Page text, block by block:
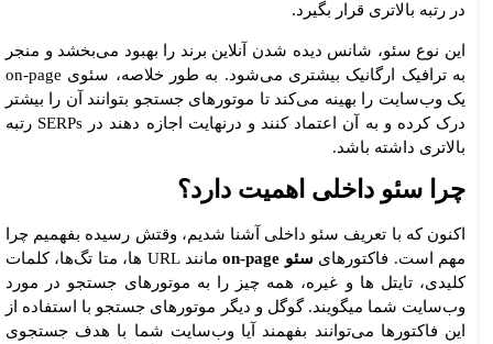
در رتبه بالاتری قرار بگیرد.
این نوع سئو، شانس دیده شدن آنلاین برند را بهبود می‌بخشد و منجر
به ترافیک ارگانیک بیشتری می‌شود. به طور خلاصه، سئوی on-page
یک وب‌سایت را بهینه می‌کند تا موتورهای جستجو بتوانند آن را بیشتر
درک کرده و به آن اعتماد کنند و درنهایت اجازه دهند در SERPs رتبه
بالاتری داشته باشد.
چرا سئو داخلی اهمیت دارد؟
اکنون که با تعریف سئو داخلی آشنا شدیم، وقتش رسیده بفهمیم چرا
مهم است. فاکتورهای سئو on-page
مانند URL ها، متا تگ‌ها، کلمات
کلیدی، تایتل ها و غیره، همه چیز را به موتورهای جستجو در مورد
وب‌سایت شما میگویند. گوگل و دیگر موتورهای جستجو با استفاده از
این فاکتورها می‌توانند بفهمند آیا وب‌سایت شما با هدف جستجوی